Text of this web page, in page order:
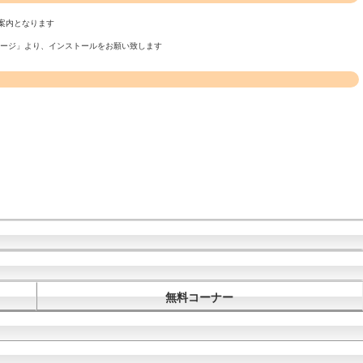
内となります
ジ」より、インストールをお願い致します
無料コーナー